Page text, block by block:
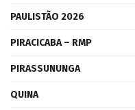
PAULISTÃO 2026
PIRACICABA – RMP
PIRASSUNUNGA
QUINA